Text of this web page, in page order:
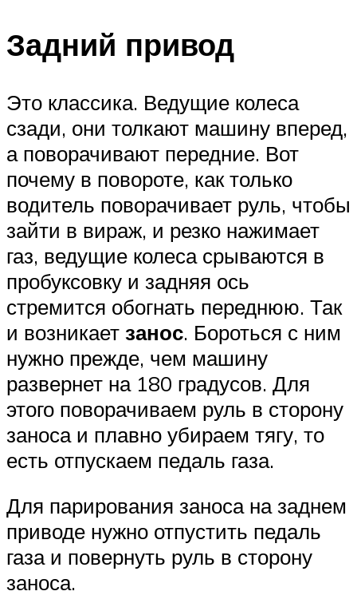
Задний привод
Это классика. Ведущие колеса
сзади, они толкают машину вперед,
а поворачивают передние. Вот
почему в повороте, как только
водитель поворачивает руль, чтобы
зайти в вираж, и резко нажимает
газ, ведущие колеса срываются в
пробуксовку и задняя ось
стремится обогнать переднюю. Так
и возникает занос. Бороться с ним
нужно прежде, чем машину
развернет на 180 градусов. Для
этого поворачиваем руль в сторону
заноса и плавно убираем тягу, то
есть отпускаем педаль газа.
Для парирования заноса на заднем
приводе нужно отпустить педаль
газа и повернуть руль в сторону
заноса.